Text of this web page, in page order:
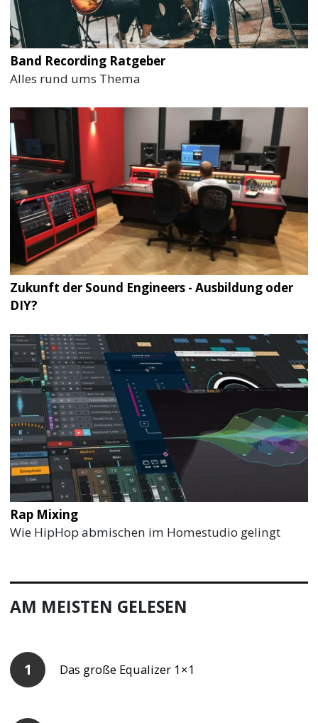
Band Recording Ratgeber
Alles rund ums Thema
Zukunft der Sound Engineers - Ausbildung oder
DIY?
Rap Mixing
Wie HipHop abmischen im Homestudio gelingt
AM MEISTEN GELESEN
Das große Equalizer 1×1